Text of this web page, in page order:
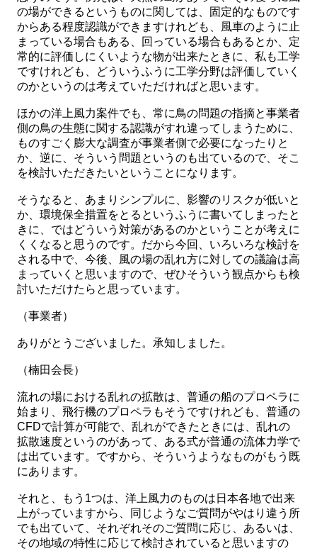
の場ができるというものに関しては、固定的なものです
からある程度認識ができますけれども、風車のように止
まっている場合もある、回っている場合もあるとか、定
常的に評価しにくいような物が出来たときに、私も工学
ですけれども、どういうふうに工学分野は評価していく
のかというのは考えていただければと思います。
ほかの洋上風力案件でも、常に鳥の問題の指摘と事業者
側の鳥の生態に関する認識がすれ違ってしまうために、
ものすごく膨大な調査が事業者側で必要になったりと
か、逆に、そういう問題というのも出ているので、そこ
を検討いただきたいということになります。
そうなると、あまりシンプルに、影響のリスクが低いと
か、環境保全措置をとるというふうに書いてしまったと
きに、ではどういう対策があるのかということが考えに
くくなると思うのです。だから今回、いろいろな検討を
される中で、今後、風の場の乱れ方に対しての議論は高
まっていくと思いますので、ぜひそういう観点からも検
討いただけたらと思っています。
（事業者）
ありがとうございました。承知しました。
（楠田会長）
流れの場における乱れの拡散は、普通の船のプロペラに
始まり、飛行機のプロペラもそうですけれども、普通の
CFDで計算が可能で、乱れができたときには、乱れの
拡散速度というのがあって、ある式が普通の流体力学で
は出ています。ですから、そういうようなものがもう既
にあります。
それと、もう1つは、洋上風力のものは日本各地で出来
上がっていますから、同じようなご質問がやはり違う所
でも出ていて、それぞれそのご質問に応じ、あるいは、
その地域の特性に応じて検討されていると思いますの